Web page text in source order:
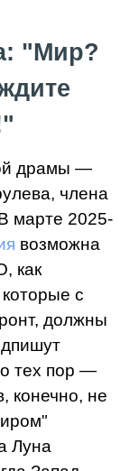
"Мир?
драмы —
члена
марте 2025-
возможна
как
с
должны
тех пор —
конечно, не
Луна